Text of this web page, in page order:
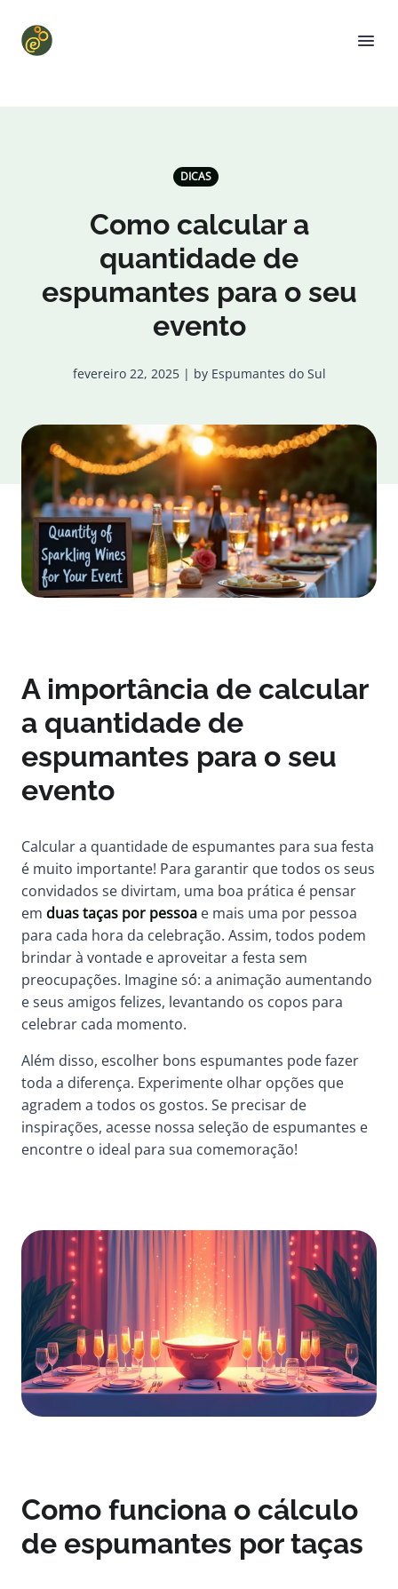
DICAS
Como calcular a
quantidade de
espumantes para o seu
evento
fevereiro 22, 2025 | by Espumantes do Sul
A importância de calcular
a quantidade de
espumantes para o seu
evento
Calcular a quantidade de espumantes para sua festa
é muito importante! Para garantir que todos os seus
convidados se divirtam, uma boa prática é pensar
em duas taças por pessoa e mais uma por pessoa
para cada hora da celebração. Assim, todos podem
brindar à vontade e aproveitar a festa sem
preocupações. Imagine só: a animação aumentando
e seus amigos felizes, levantando os copos para
celebrar cada momento.
Além disso, escolher bons espumantes pode fazer
toda a diferença. Experimente olhar opções que
agradem a todos os gostos. Se precisar de
inspirações, acesse nossa seleção de espumantes e
encontre o ideal para sua comemoração!
Como funciona o cálculo
de espumantes por taças